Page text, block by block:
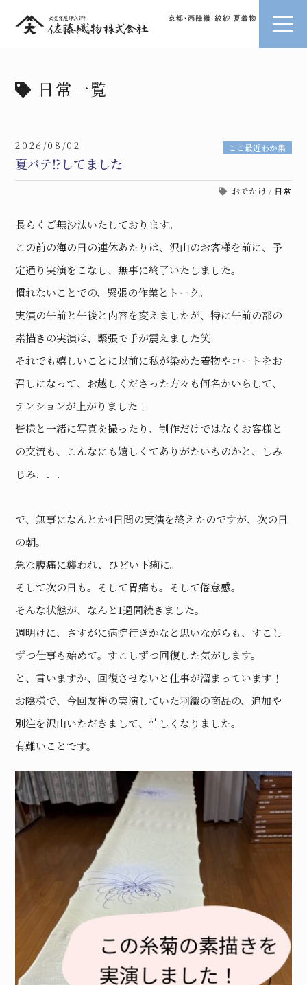
日常一覧
2026/08/02 ここ最近わか集
夏バテ⁉してました
おでかけ / 日常
長らくご無沙汰いたしております。
この前の海の日の連休あたりは、沢山のお客様を前に、予
定通り実演をこなし、無事に終了いたしました。
慣れないことでの、緊張の作業とトーク。
実演の午前と午後と内容を変えましたが、特に午前の部の
素描きの実演は、緊張で手が震えました笑
それでも嬉しいことに以前に私が染めた着物やコートをお
召しになって、お越しくださった方々も何名かいらして、
テンションが上がりました！
皆様と一緒に写真を撮ったり、制作だけではなくお客様と
の交流も、こんなにも嬉しくてありがたいものかと、しみ
じみ．．．
で、無事になんとか4日間の実演を終えたのですが、次の日
の朝。
急な腹痛に襲われ、ひどい下痢に。
そして次の日も。そして胃痛も。そして倦怠感。
そんな状態が、なんと1週間続きました。
週明けに、さすがに病院行きかなと思いながらも、すこし
ずつ仕事も始めて。すこしずつ回復した気がします。
と、言いますか、回復させないと仕事が溜まっています！
お陰様で、今回友禅の実演していた羽織の商品の、追加や
別注を沢山いただきまして、忙しくなりました。
有難いことです。